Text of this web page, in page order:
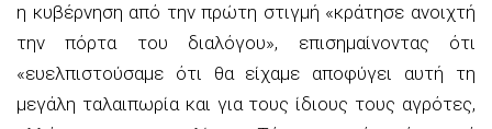
η κυβέρνηση από την πρώτη στιγμή «κράτησε ανοιχτή
την πόρτα του διαλόγου», επισημαίνοντας ότι
«ευελπιστούσαμε ότι θα είχαμε αποφύγει αυτή τη
μεγάλη ταλαιπωρία και για τους ίδιους τους αγρότες,